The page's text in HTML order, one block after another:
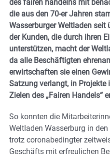
des fairen handelns mit
die aus den 70-er Jahren
Wasserburger Weltladen
der Kunden, die durch ihren
unterstützen, macht der
da alle Beschäftigten
erwirtschaften sie einen
Satzung verlangt, in Projekte
Zielen des „Fairen Handels“
So konnten die
Weltladen Wasserburg in
trotz coronabedingter
Geschäfts mit erfreulichen